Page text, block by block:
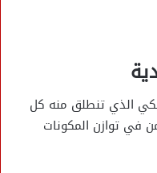
الذي تنطلق منه كل
في توازن المكونات